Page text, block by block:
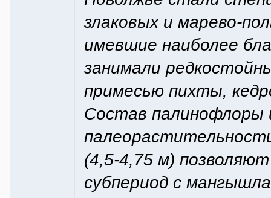
злаковых и марево-
имевшие наиболее
занимали
примесью пихты,
Состав палинофлоры
(4,5-4,75 м)
субпериод с